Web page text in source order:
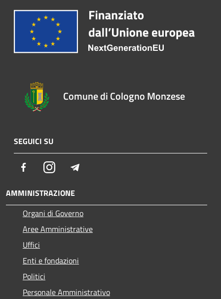
Comune di Cologno Monzese
SEGUICI SU
FacebookInstagram
AMMINISTRAZIONE
Organi di Governo
Aree Amministrative
Uffici
Enti e fondazioni
Politici
Personale Amministrativo